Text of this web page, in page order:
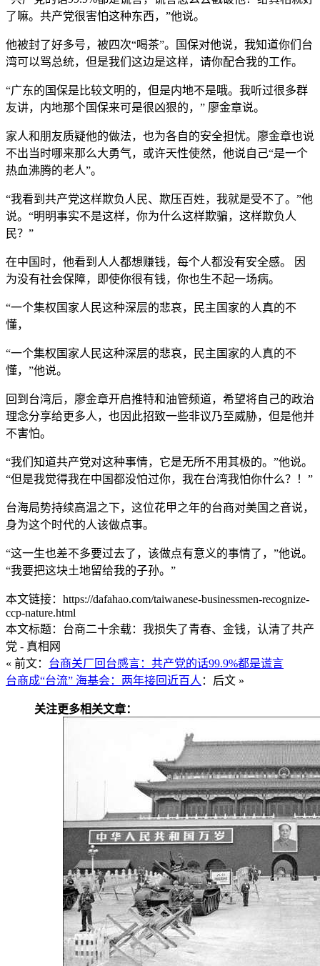
了嘛。共产党很害怕这种东西，”他说。
他被封了好多号，被四次“喝茶”。国保对他说，我知道你们台
湾可以骂总统，但是我们这边是这样，请你配合我的工作。
“广东的国保是比较文明的，但是内地不是哦。我听过很多群
友讲，内地那个国保来可是很凶狠的，” 廖金章说。
家人和朋友质疑他的做法，也为各自的安全担忧。廖金章也说
不出当时哪来那么大勇气，或许天性使然，他说自己“是一个
热血沸腾的老人”。
“我看到共产党这样欺负人民、欺压百姓，我就是受不了。”他
说。“明明事实不是这样，你为什么这样欺骗，这样欺负人
民？”
在中国时，他看到人人都想赚钱，每个人都没有安全感。 因
为没有社会保障，即使你很有钱，你也生不起一场病。
“一个集权国家人民这种深层的悲哀，民主国家的人真的不
懂，
“一个集权国家人民这种深层的悲哀，民主国家的人真的不
懂，”他说。
回到台湾后，廖金章开启推特和油管频道，希望将自己的政治
理念分享给更多人，也因此招致一些非议乃至威胁，但是他并
不害怕。
“我们知道共产党对这种事情，它是无所不用其极的。”他说。
“但是我觉得我在中国都没怕过你，我在台湾我怕你什么？！”
台海局势持续高温之下，这位花甲之年的台商对美国之音说，
身为这个时代的人该做点事。
“这一生也差不多要过去了，该做点有意义的事情了，”他说。
“我要把这块土地留给我的子孙。”
本文链接：https://dafahao.com/taiwanese-businessmen-recognize-
ccp-nature.html
本文标题：台商二十余载：我损失了青春、金钱，认清了共产
党 - 真相网
« 前文： 台商关厂回台感言：共产党的话99.9%都是谎言
台商成“台流” 海基会：两年接回近百人 ：后文 »
关注更多相关文章：